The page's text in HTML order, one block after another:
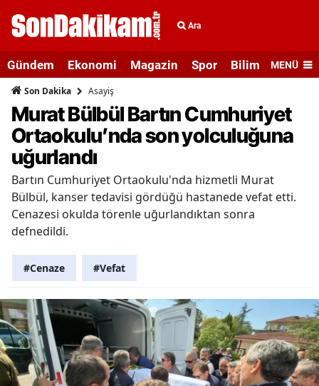
Ara
Gündem Ekonomi Magazin Spor Bilim veMENÜ
Son Dakika Asayiş
Murat Bülbül Bartın Cumhuriyet
Ortaokulu’nda son yolculuğuna
uğurlandı
Bartın Cumhuriyet Ortaokulu'nda hizmetli Murat
Bülbül, kanser tedavisi gördüğü hastanede vefat etti.
Cenazesi okulda törenle uğurlandıktan sonra
defnedildi.
#Cenaze #Vefat